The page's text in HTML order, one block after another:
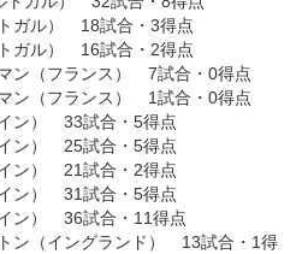
ガル） 18試合・3得点
ガル） 16試合・2得点
ン（フランス） 7試合・0得点
ン（フランス） 1試合・0得点
ン） 33試合・5得点
ン） 25試合・5得点
ン） 21試合・2得点
ン） 31試合・5得点
ン） 36試合・11得点
ン（イングランド） 13試合・1得